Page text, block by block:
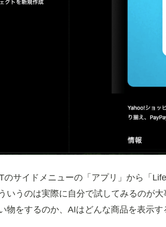
のサイドメニューの「アプリ」から「
いうのは実際に自分で試してみるのが
物をするのか、AIはどんな商品を表示す